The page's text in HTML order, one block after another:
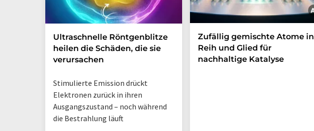
Ultraschnelle Röntgenblitze
heilen die Schäden, die sie
verursachen
Stimulierte Emission drückt
Elektronen zurück in ihren
Ausgangszustand – noch während
die Bestrahlung läuft
Zufällig gemischte Atome in
Reih und Glied für
nachhaltige Katalyse